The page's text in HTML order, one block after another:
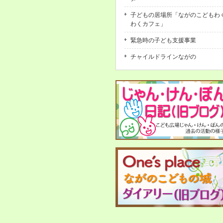
子どもの居場所「ながのこどもわ
わくカフェ」
緊急時の子ども支援事業
チャイルドラインながの